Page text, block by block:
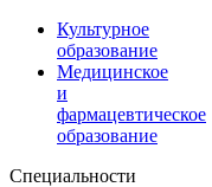
Культурное
образование
Медицинское
и
фармацевтическое
образование
Специальности